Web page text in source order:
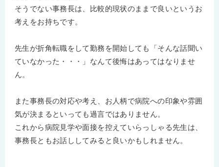
そうでない事務長は、比較的現状のままで良いというお
考えをお持ちです。
先生が折角転職をして勤務を開始しても「そんな話聞い
ていなかった・・・」なんて後悔はあってはなりませ
ん。
また事務長の対応や考え、お人柄で病院への印象や雰囲
気が決まるといっても過言ではありません。
これから病院見学や面接を控えていらっしゃる先生は、
事務長ともお話ししてみると良いかもしれません。